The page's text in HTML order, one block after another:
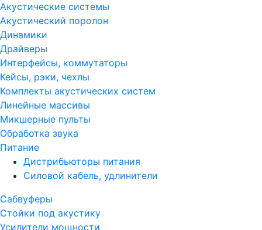
Акустические системы
Акустический поролон
Динамики
Драйверы
Интерфейсы, коммутаторы
Кейсы, рэки, чехлы
Комплекты акустических систем
Линейные массивы
Микшерные пульты
Обработка звука
Питание
Дистрибьюторы питания
Силовой кабель, удлинители
Сабвуферы
Стойки под акустику
Усилители мощности